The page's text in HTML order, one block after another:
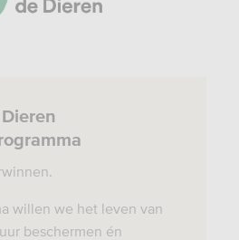
willen we het leven van
beschermen én